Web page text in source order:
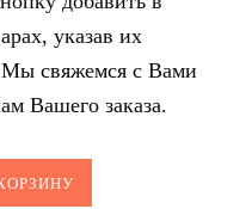
указав их
свяжемся с Вами
Вашего заказа.